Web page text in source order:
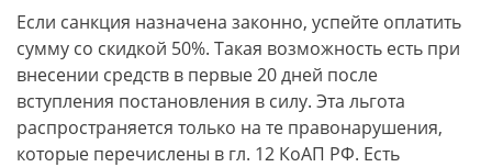
Если санкция назначена законно, успейте оплатить
сумму со скидкой 50%. Такая возможность есть при
внесении средств в первые 20 дней после
вступления постановления в силу. Эта льгота
распространяется только на те правонарушения,
которые перечислены в гл. 12 КоАП РФ. Есть